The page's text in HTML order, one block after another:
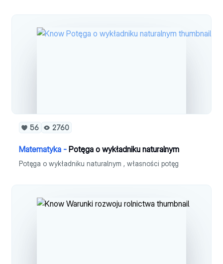
56 2760
Matematyka - Potęga o wykładniku naturalnym
Potęga o wykładniku naturalnym , własności potęg